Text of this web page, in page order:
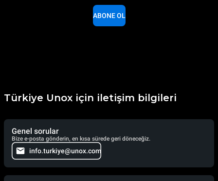
ABONE OL
Türkiye Unox için iletişim bilgileri
Genel sorular
Bize e-posta gönderin, en kısa sürede geri döneceğiz.
info.turkiye@unox.com